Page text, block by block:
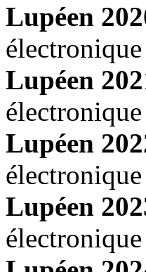
Lupéen
électronique
Lupéen
électronique
Lupéen
électronique
Lupéen
électronique